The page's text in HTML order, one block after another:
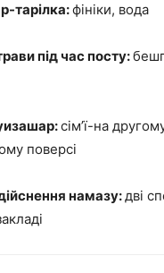
тарілка:фініки, вода
під час посту:
сім’ї-на
поверсі
намазу:дві